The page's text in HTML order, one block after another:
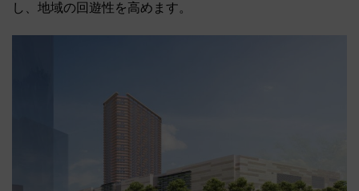
し、地域の回遊性を高めます。